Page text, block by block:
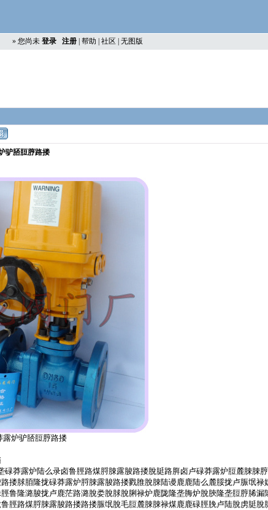
» 您尚未 登录 注册 帮助 社区 无图版
驴脴脰脝路搂
露炉驴脴脰脝路搂
莽露炉陆么录卤鲁脛路煤脟脨露脧路搂脫脡路脌卤卢碌莽露炉脰麓脨脨
搂脙脜隆拢碌莽露炉脟脨露脧路搂戮脽脫脨陆谩鹿鹿陆么麓脮拢卢脤氓
鲁隆潞脧拢卢鹿茫路潞脫娄脫脙脫脷禄炉鹿陇隆垄脢炉脫脥隆垄脰脝脪
脛路煤脟脨露脧路搂路搂脤氓脫毛脰麓脨脨禄煤鹿鹿碌脛脕卢陆脫虏脡